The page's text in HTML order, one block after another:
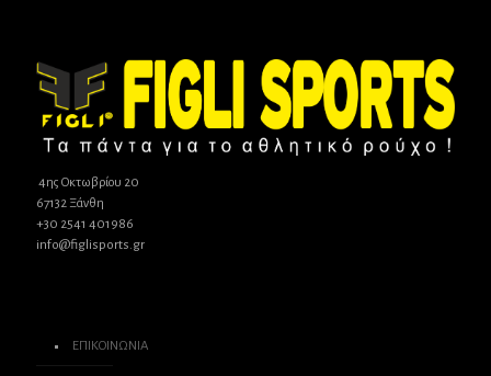
4ης Οκτωβρίου 20
67132 Ξάνθη
+30 2541 401986
info@figlisports.gr
ΕΠΙΚΟΙΝΩΝΙΑ